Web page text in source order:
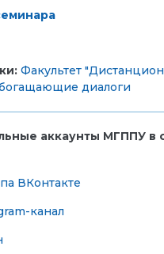
Факультет
диалоги
аккаунты МГППУ в
ВКонтакте
канал